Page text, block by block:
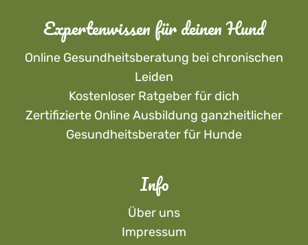
Info
Über uns
Impressum
Expertenwissen für deinen Hund
Online Gesundheitsberatung bei chronischen
Leiden
Kostenloser Ratgeber für dich
Zertifizierte Online Ausbildung ganzheitlicher
Gesundheitsberater für Hunde